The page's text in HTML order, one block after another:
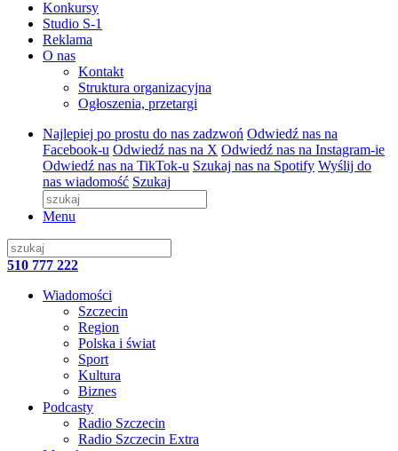
Konkursy
Studio S-1
Reklama
O nas
Kontakt
Struktura organizacyjna
Ogłoszenia, przetargi
Najlepiej po prostu do nas zadzwoń Odwiedź nas na
Facebook-u Odwiedź nas na X Odwiedź nas na Instagram-ie
Odwiedź nas na TikTok-u Szukaj nas na Spotify Wyślij do
nas wiadomość Szukaj
Menu
510 777 222
Wiadomości
Szczecin
Region
Polska i świat
Sport
Kultura
Biznes
Podcasty
Radio Szczecin
Radio Szczecin Extra